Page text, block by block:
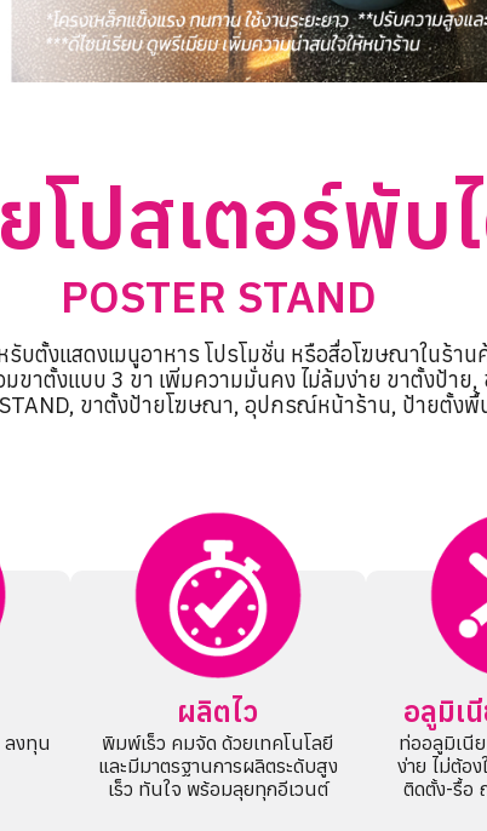
โปสเตอร์พับ
POSTER STAND
บตั้งแสดงเมนูอาหาร โปรโมชั่น หรือสื่อโฆษณาในร้า
าตั้งแบบ 3 ขา เพิ่มความมั่นคง ไม่ล้มง่าย ขาตั้งป้าย,
ขาตั้งป้ายโฆษณา, อุปกรณ์หน้าร้าน, ป้ายตั้งพื้
งทุน
ผลิตไว
พิมพ์เร็ว คมจัด ด้วยเทคโนโลยี
และมีมาตรฐานการผลิตระดับสูง
เร็ว ทันใจ พร้อมลุยทุกอีเวนต์
อลูมิเ
ท่ออลูมิเนี
ง่าย ไม่ต้อ
ติดตั้ง-รื้อ